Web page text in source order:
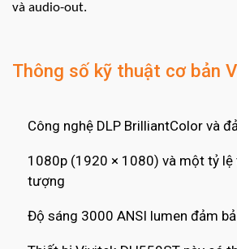
và audio-out.
Thông số kỹ thuật cơ bản
Công nghệ DLP BrilliantColor và
1080p (1920 × 1080) và một tỷ
tượng
Độ sáng 3000 ANSI lumen đảm